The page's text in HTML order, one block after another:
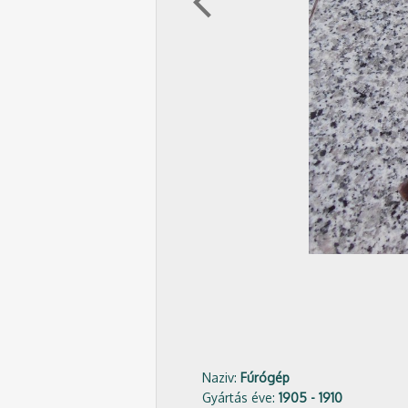
Naziv: Fúrógép
Gyártás éve: 1905 - 1910